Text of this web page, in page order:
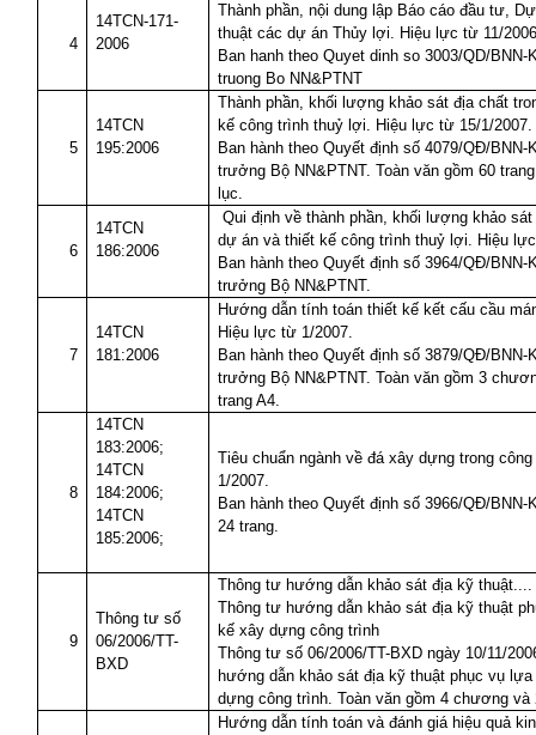
4
14TCN-171-
2006
Thành phần, nội dung lập Báo cáo đầu tư,
thuật các dự án Thủy lợi. Hiệu lực từ 11/
Ban hanh theo Quyet dinh so 3003/QD/
truong Bo NN&PTNT
5
14TCN
195:2006
Thành phần, khối lượng khảo sát địa chất
kế công trình thuỷ lợi. Hiệu lực từ 15/1/2007.
Ban hành theo Quyết định số 4079/QĐ/BNN-
trưởng Bộ NN&PTNT. Toàn văn gồm 60
lục.
6
14TCN
186:2006
Qui định về thành phần, khối lượng khảo
dự án và thiết kế công trình thuỷ lợi. Hiệu
Ban hành theo Quyết định số 3964/QĐ/BNN-
trưởng Bộ NN&PTNT.
7
14TCN
181:2006
Hướng dẫn tính toán thiết kế kết cấu cầu
Hiệu lực từ 1/2007.
Ban hành theo Quyết định số 3879/QĐ/BNN-
trưởng Bộ NN&PTNT. Toàn văn gồm 3
trang A4.
8
14TCN
183:2006;
14TCN
184:2006;
14TCN
185:2006;
Tiêu chuẩn ngành về đá xây dựng trong
1/2007.
Ban hành theo Quyết định số 3966/QĐ/BNN-
24 trang.
9
Thông tư số
06/2006/TT-
BXD
Thông tư hướng dẫn khảo sát địa kỹ thuật....
Thông tư hướng dẫn khảo sát địa kỹ thuật
kế xây dựng công trình
Thông tư số 06/2006/TT-BXD ngày 10/11/
hướng dẫn khảo sát địa kỹ thuật phục vụ
dựng công trình. Toàn văn gồm 4 chương và
Hướng dẫn tính toán và đánh giá hiệu quả